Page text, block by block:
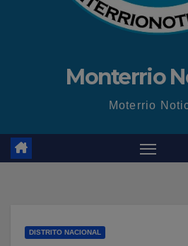
Monterrio
Moterrio
DISTRITO NACIONAL